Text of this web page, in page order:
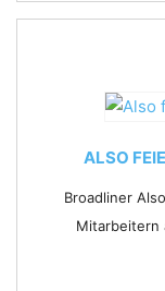
ALSO
Broadliner
Mitarbeitern